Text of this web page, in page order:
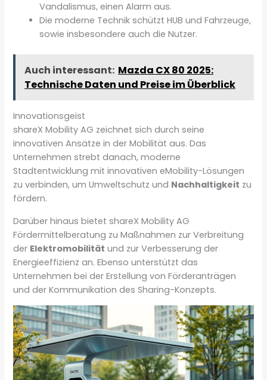
Vandalismus, einen Alarm aus.
Die moderne Technik schützt HUB und Fahrzeuge,
sowie insbesondere auch die Nutzer.
Auch interessant: Mazda CX 80 2025:
Technische Daten und Preise im Überblick
Innovationsgeist
shareX Mobility AG zeichnet sich durch seine
innovativen Ansätze in der Mobilität aus. Das
Unternehmen strebt danach, moderne
Stadtentwicklung mit innovativen eMobility-Lösungen
zu verbinden, um Umweltschutz und Nachhaltigkeit zu
fördern.
Darüber hinaus bietet shareX Mobility AG
Fördermittelberatung zu Maßnahmen zur Verbreitung
der Elektromobilität und zur Verbesserung der
Energieeffizienz an. Ebenso unterstützt das
Unternehmen bei der Erstellung von Förderanträgen
und der Kommunikation des Sharing-Konzepts.